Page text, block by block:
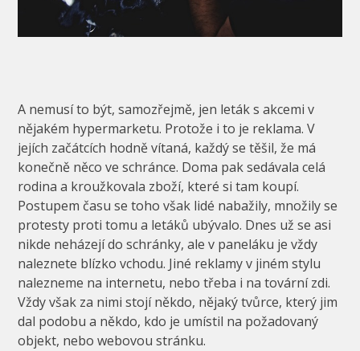
A nemusí to být, samozřejmě, jen leták s akcemi v
nějakém hypermarketu. Protože i to je reklama. V
jejích začátcích hodně vítaná, každý se těšil, že má
konečně něco ve schránce. Doma pak sedávala celá
rodina a kroužkovala zboží, které si tam koupí.
Postupem času se toho však lidé nabažily, množily se
protesty proti tomu a letáků ubývalo. Dnes už se asi
nikde neházejí do schránky, ale v paneláku je vždy
naleznete blízko vchodu. Jiné reklamy v jiném stylu
nalezneme na internetu, nebo třeba i na tovární zdi.
Vždy však za nimi stojí někdo, nějaký tvůrce, který jim
dal podobu a někdo, kdo je umístil na požadovaný
objekt, nebo webovou stránku.